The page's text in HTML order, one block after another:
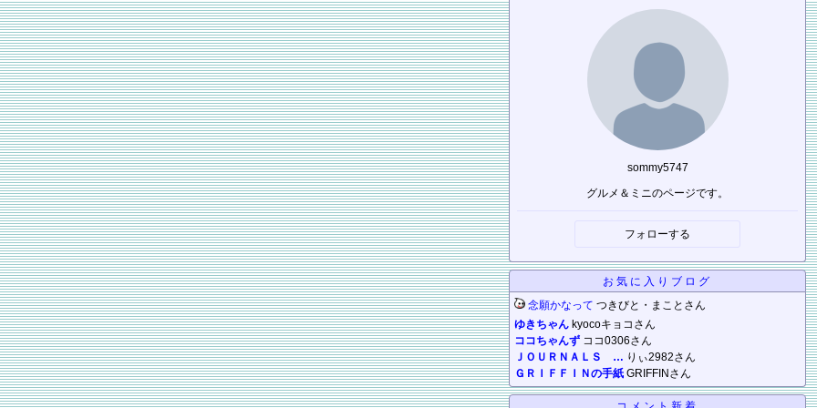
sommy5747
グルメ＆ミニのページです。
フォローする
お気に入りブログ
念願かなって つきびと・まことさん
ゆきちゃん kyocoキョコさん
ココちゃんず ココ0306さん
ＪＯＵＲＮＡＬＳ … りぃ2982さん
ＧＲＩＦＦＩＮの手紙 GRIFFINさん